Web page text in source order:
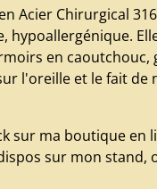
Acier Chirurgical
hypoallergénique.
en caoutchouc,
l'oreille et le fait de
sur ma boutique en
sur mon stand,